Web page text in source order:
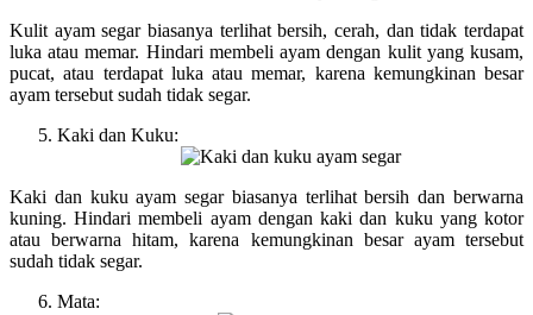
Kulit ayam segar biasanya terlihat bersih, cerah, dan tidak terdapat
luka atau memar. Hindari membeli ayam dengan kulit yang kusam,
pucat, atau terdapat luka atau memar, karena kemungkinan besar
ayam tersebut sudah tidak segar.
Kaki dan Kuku:
Kaki dan kuku ayam segar biasanya terlihat bersih dan berwarna
kuning. Hindari membeli ayam dengan kaki dan kuku yang kotor
atau berwarna hitam, karena kemungkinan besar ayam tersebut
sudah tidak segar.
Mata: